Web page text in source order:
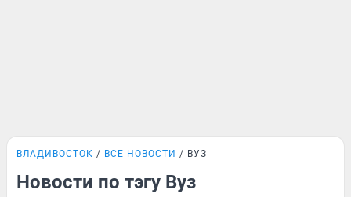
ВЛАДИВОСТОК ВСЕ НОВОСТИ ВУЗ
Новости по тэгу Вуз